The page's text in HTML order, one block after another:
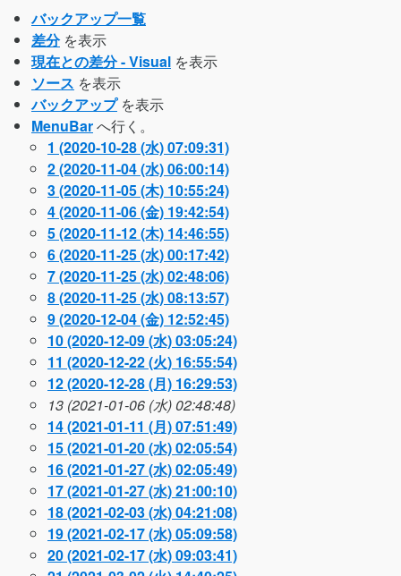
バックアップ一覧
差分を表示
現在との差分 - Visual を表示
ソース を表示
バックアップを表示
MenuBarへ行く。
1 (2020-10-28 (水) 07:09:31)
2 (2020-11-04 (水) 06:00:14)
3 (2020-11-05 (木) 10:55:24)
4 (2020-11-06 (金) 19:42:54)
5 (2020-11-12 (木) 14:46:55)
6 (2020-11-25 (水) 00:17:42)
7 (2020-11-25 (水) 02:48:06)
8 (2020-11-25 (水) 08:13:57)
9 (2020-12-04 (金) 12:52:45)
10 (2020-12-09 (水) 03:05:24)
11 (2020-12-22 (火) 16:55:54)
12 (2020-12-28 (月) 16:29:53)
13 (2021-01-06 (水) 02:48:48)
14 (2021-01-11 (月) 07:51:49)
15 (2021-01-20 (水) 02:05:54)
16 (2021-01-27 (水) 02:05:49)
17 (2021-01-27 (水) 21:00:10)
18 (2021-02-03 (水) 04:21:08)
19 (2021-02-17 (水) 05:09:58)
20 (2021-02-17 (水) 09:03:41)